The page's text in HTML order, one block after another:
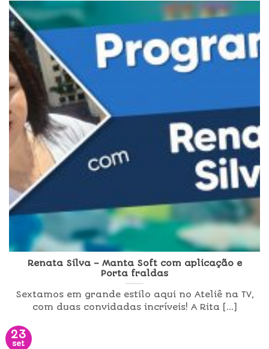
Renata Silva – Manta Soft com aplicação e
Porta fraldas
Sextamos em grande estilo aqui no Ateliê na TV,
com duas convidadas incríveis! A Rita [...]
23
set